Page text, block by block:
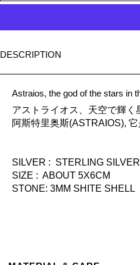
DESCRIPTION
Astraios, the god of the stars in
アストライオス、天空で輝く
阿斯特里奥斯(ASTRAIOS),
SILVER : STERLING
SIZE : ABOUT 5X6CM
STONE: 3MM SHITE SHELL